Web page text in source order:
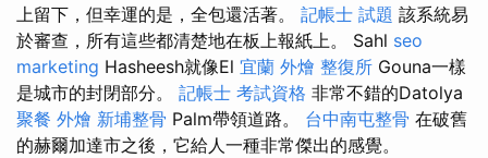
上留下，但幸運的是，全包還活著。 記帳士 試題 該系統易
於審查，所有這些都清楚地在板上報紙上。 Sahl seo
marketing Hasheesh就像El 宜蘭 外燴 整復所 Gouna一樣
是城市的封閉部分。 記帳士 考試資格 非常不錯的Datolya
聚餐 外燴 新埔整骨 Palm帶領道路。 台中南屯整骨 在破舊
的赫爾加達市之後，它給人一種非常傑出的感覺。